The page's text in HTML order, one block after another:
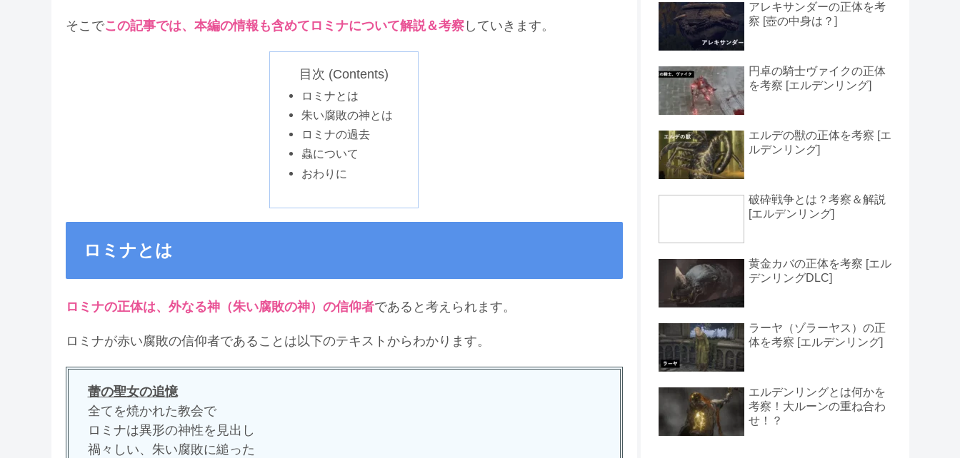
そこでこの記事では、本編の情報も含めてロミナについて解説＆考察していきます。
目次 (Contents)
ロミナとは
朱い腐敗の神とは
ロミナの過去
蟲について
おわりに
ロミナとは
ロミナの正体は、外なる神（朱い腐敗の神）の信仰者であると考えられます。
ロミナが赤い腐敗の信仰者であることは以下のテキストからわかります。
蕾の聖女の追憶
全てを焼かれた教会で
ロミナは異形の神性を見出し
禍々しい、朱い腐敗に縋った
アレキサンダーの正体を考
察 [壺の中身は？]
円卓の騎士ヴァイクの正体
を考察 [エルデンリング]
エルデの獣の正体を考察 [エ
ルデンリング]
破砕戦争とは？考察＆解説
[エルデンリング]
黄金カバの正体を考察 [エル
デンリングDLC]
ラーヤ（ゾラーヤス）の正
体を考察 [エルデンリング]
エルデンリングとは何かを
考察！大ルーンの重ね合わ
せ！？